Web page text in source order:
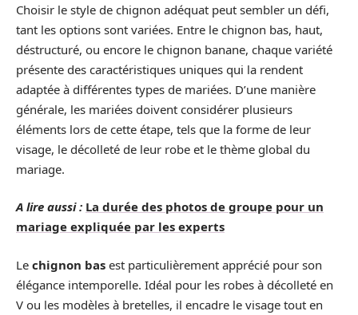
Choisir le style de chignon adéquat peut sembler un défi,
tant les options sont variées. Entre le chignon bas, haut,
déstructuré, ou encore le chignon banane, chaque variété
présente des caractéristiques uniques qui la rendent
adaptée à différentes types de mariées. D’une manière
générale, les mariées doivent considérer plusieurs
éléments lors de cette étape, tels que la forme de leur
visage, le décolleté de leur robe et le thème global du
mariage.
A lire aussi : La durée des photos de groupe pour un
mariage expliquée par les experts
Le chignon bas est particulièrement apprécié pour son
élégance intemporelle. Idéal pour les robes à décolleté en
V ou les modèles à bretelles, il encadre le visage tout en